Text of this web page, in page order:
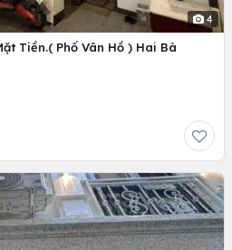
4
Tiền.( Phố Vân Hồ ) Hai Bà